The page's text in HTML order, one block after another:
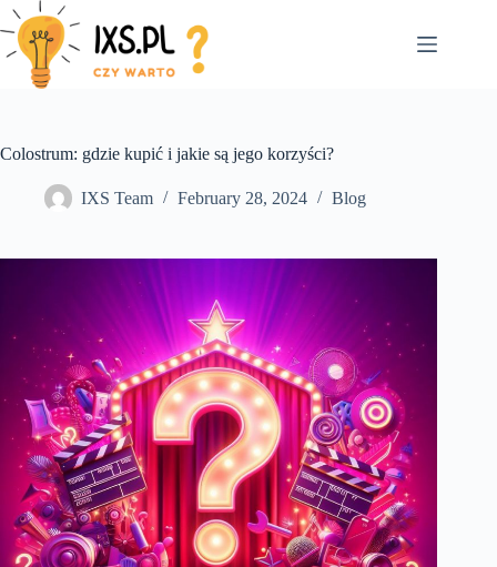
Skip
to
content
Colostrum: gdzie kupić i jakie są jego korzyści?
IXS Team February 28, 2024 Blog